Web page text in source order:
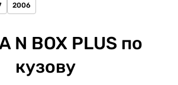
2006
N BOX PLUS по
кузову